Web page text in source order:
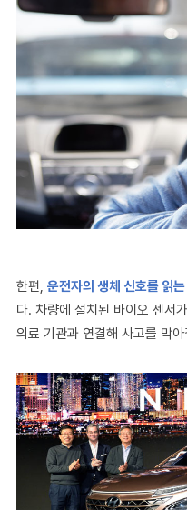
한편, 운전자의 생체 신호를 읽
다. 차량에 설치된 바이오 센서
의료 기관과 연결해 사고를 막